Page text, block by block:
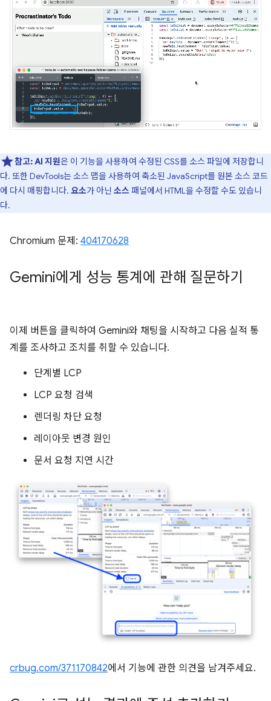
참고:AI 지원은 이 기능을 사용하여 수정된 CSS를 소스 파일에 저장합니
다. 또한 DevTools는 소스 맵을 사용하여 축소된 JavaScript를 원본 소스 코드
에 다시 매핑합니다. 요소가 아닌 소스 패널에서 HTML을 수정할 수도 있습니
다.
Chromium 문제: 404170628
Gemini에게 성능 통계에 관해 질문하기
이제 버튼을 클릭하여 Gemini와 채팅을 시작하고 다음 실적 통
계를 조사하고 조치를 취할 수 있습니다.
단계별 LCP
LCP 요청 검색
렌더링 차단 요청
레이아웃 변경 원인
문서 요청 지연 시간
crbug.com/371170842에서 기능에 관한 의견을 남겨주세요.